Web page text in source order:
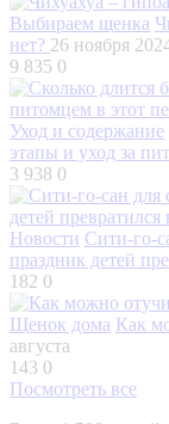
Выбираем щенка
нет? 26 ноября
9 835 0
Уход и содержание
этапы и уход за
3 938 0
Новости Сити-го-
праздник детей
182 0
Щенок дома Как
августа
143 0
Посмотреть все